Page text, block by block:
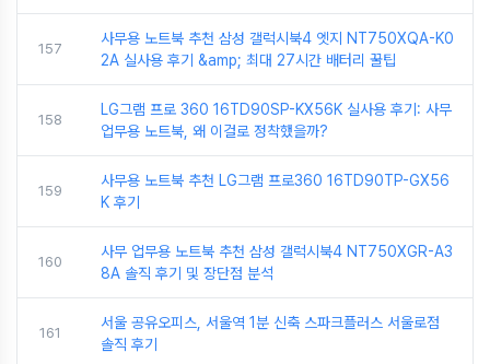
157
사무용 노트북 추천 삼성 갤럭시북4 엣지 NT750XQA-K0
2A 실사용 후기 &amp; 최대 27시간 배터리 꿀팁
158
LG그램 프로 360 16TD90SP-KX56K 실사용 후기: 사무
업무용 노트북, 왜 이걸로 정착했을까?
159
사무용 노트북 추천 LG그램 프로360 16TD90TP-GX56
K 후기
160
사무 업무용 노트북 추천 삼성 갤럭시북4 NT750XGR-A3
8A 솔직 후기 및 장단점 분석
161
서울 공유오피스, 서울역 1분 신축 스파크플러스 서울로점
솔직 후기